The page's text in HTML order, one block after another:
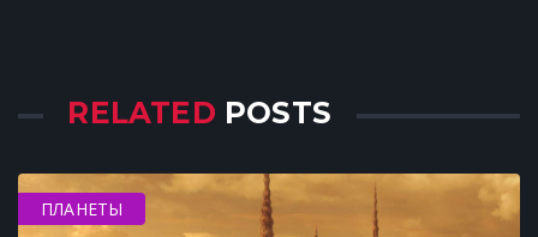
RELATED POSTS
ПЛАНЕТЫ